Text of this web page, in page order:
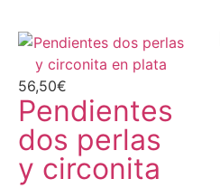
56,50€
Pendientes
dos perlas
y circonita